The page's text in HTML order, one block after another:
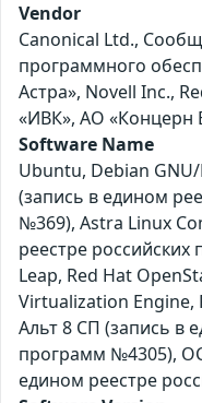
Vendor
Canonical Ltd.,
программного
Астра», Novell Inc.,
«ИВК», АО
Software Name
Ubuntu, Debian
(запись в едином
№369), Astra Linux
реестре
Leap, Red Hat
Virtualization Engine,
Альт 8 СП (запись в
программ №4305),
едином реестре